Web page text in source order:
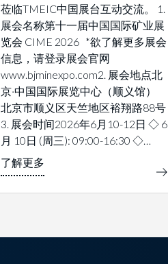
莅临TMEIC中国展台互动交流。 1.
展会名称第十一届中国国际矿业展
览会 CIME 2026 *欲了解更多展会
信息，请登录展会官网
www.bjminexpo.com2. 展会地点北
京·中国国际展览中心（顺义馆）
北京市顺义区天竺地区裕翔路88号
3. 展会时间2026年6月10-12日 ◇ 6
月 10日 (周三): 09:00-16:30 ◇…